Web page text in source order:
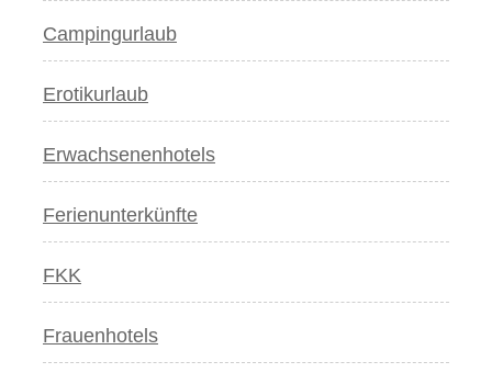
Campingurlaub
Erotikurlaub
Erwachsenenhotels
Ferienunterkünfte
FKK
Frauenhotels